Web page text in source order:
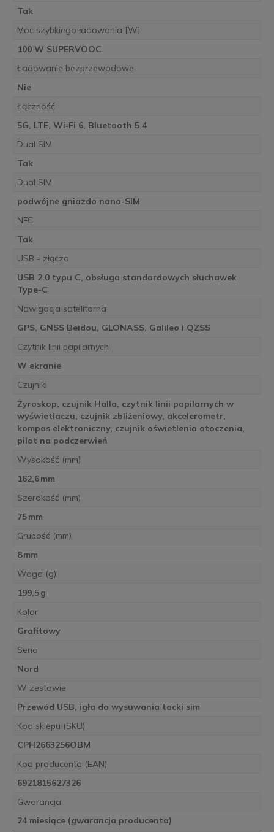
Tak
Moc szybkiego ładowania [W]
100 W SUPERVOOC
Ładowanie bezprzewodowe
Nie
Łączność
5G, LTE, Wi‑Fi 6, Bluetooth 5.4
Dual SIM
Tak
Dual SIM
podwójne gniazdo nano-SIM
NFC
Tak
USB - złącza
USB 2.0 typu C, obsługa standardowych słuchawek
Type-C
Nawigacja satelitarna
GPS, GNSS Beidou, GLONASS, Galileo i QZSS
Czytnik linii papilarnych
W ekranie
Czujniki
Żyroskop, czujnik Halla, czytnik linii papilarnych w
wyświetlaczu, czujnik zbliżeniowy, akcelerometr,
kompas elektroniczny, czujnik oświetlenia otoczenia,
pilot na podczerwień
Wysokość (mm)
162,6 mm
Szerokość (mm)
75 mm
Grubość (mm)
8 mm
Waga (g)
199,5 g
Kolor
Grafitowy
Seria
Nord
W zestawie
Przewód USB, igła do wysuwania tacki sim
Kod sklepu (SKU)
CPH2663256OBM
Kod producenta (EAN)
6921815627326
Gwarancja
24 miesiące (gwarancja producenta)